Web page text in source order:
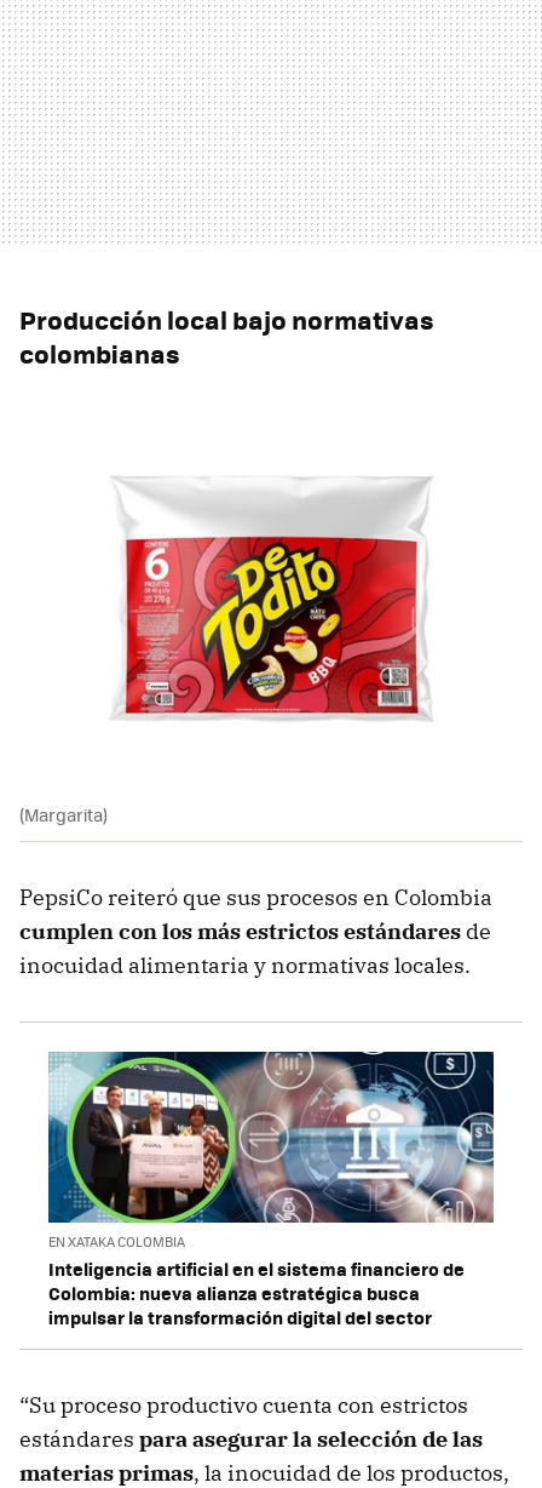
Producción local bajo normativas
colombianas
(Margarita)
PepsiCo reiteró que sus procesos en Colombia
cumplen con los más estrictos estándares de
inocuidad alimentaria y normativas locales.
EN XATAKA COLOMBIA
Inteligencia artificial en el sistema financiero de
Colombia: nueva alianza estratégica busca
impulsar la transformación digital del sector
“Su proceso productivo cuenta con estrictos
estándares para asegurar la selección de las
materias primas, la inocuidad de los productos,